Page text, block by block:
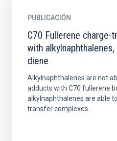
PUBLICACIÓN
C70 Fullerene charge-
with
diene
Alkylnaphthalenes are not
adducts with C70 fullerene
alkylnaphthalenes are able
transfer complexes...